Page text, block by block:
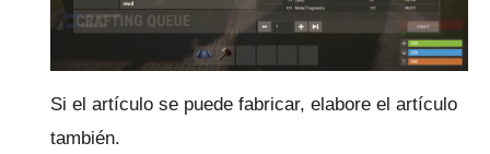
Si el artículo se puede fabricar, elabore el artículo
también.